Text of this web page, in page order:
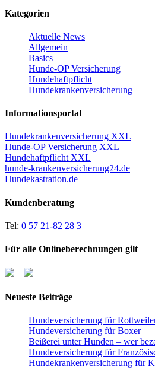
Kategorien
Aktuelle News
Allgemein
Basics
Hunde-OP Versicherung
Hundehaftpflicht
Hundekrankenversicherung
Informationsportal
Hundekrankenversicherung XXL
Hunde-OP Versicherung XXL
Hundehaftpflicht XXL
hunde-krankenversicherung24.de
Hundekastration.de
Kundenberatung
Tel: 0 57 21-82 28 3
Für alle Onlineberechnungen gilt
Neueste Beiträge
Hundeversicherung für
Hundeversicherung für Boxer
Beißerei unter Hunden – wer
Hundeversicherung für
Hundekrankenversicherung für